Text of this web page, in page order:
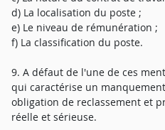
d) La localisation du poste ;
e) Le niveau de rémunération ;
f) La classification du poste.
9. A défaut de l'une de ces
qui caractérise un
obligation de reclassement et
réelle et sérieuse.